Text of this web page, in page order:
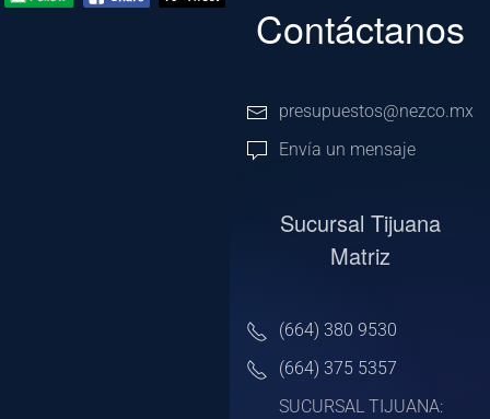
Contáctanos
presupuestos@nezco.mx
Envía un mensaje
Sucursal Tijuana
Matriz
(664) 380 9530
(664) 375 5357
SUCURSAL TIJUANA: